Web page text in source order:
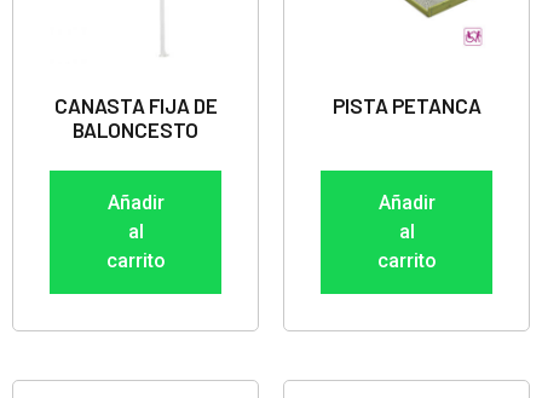
CANASTA FIJA DE
BALONCESTO
Añadir
al
carrito
PISTA PETANCA
Añadir
al
carrito